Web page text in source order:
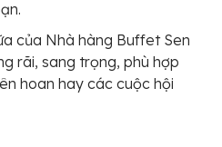
của Nhà hàng Buffet Sen
rãi, sang trọng, phù hợp
hoan hay các cuộc hội